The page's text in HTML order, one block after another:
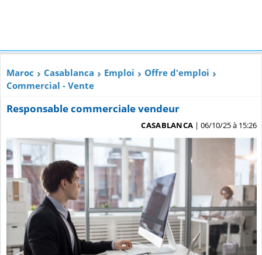
Maroc Casablanca Emploi
Offre d'emploi
Commercial - Vente
Responsable commerciale vendeur
CASABLANCA | 06/10/25 à 15:26